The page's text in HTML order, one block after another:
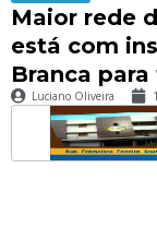
Maior rede
está com
Branca
Luciano Oliveira